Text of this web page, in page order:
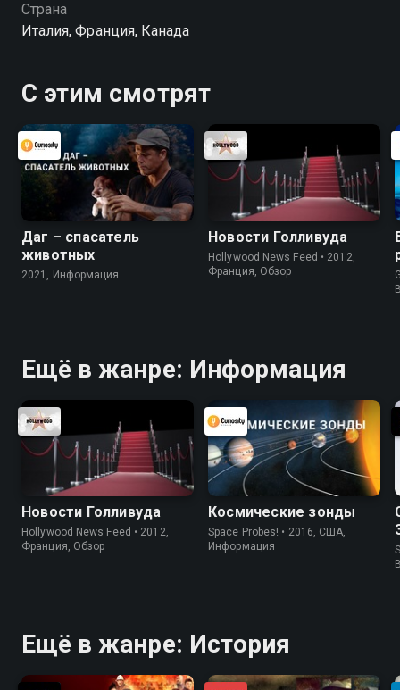
Страна
Италия, Франция, Канада
С этим смотрят
Даг – спасатель
животных
2021, Информация
Новости Голливуда
Hollywood News Feed • 2012,
Франция, Обзор
Ещё в жанре: Информация
Новости Голливуда
Hollywood News Feed • 2012,
Франция, Обзор
Космические зонды
Space Probes! • 2016, США,
Информация
Ещё в жанре: История